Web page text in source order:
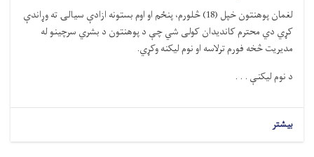
لغمان پوهنتون
خپل (18) څلورم، پنځم او اوم بستونه ازادې سيالۍ ته وړاندې
کړي دي محترم کاندیدان کولی شي چې د پوهنتون د بشري سرچینو له
مدیریت څخه فورم ترلاسه او نوم لیکنه وکړي.
د نوم لیکنې . . .
بیشتر